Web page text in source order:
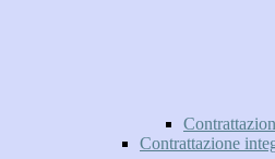
Contrattazione